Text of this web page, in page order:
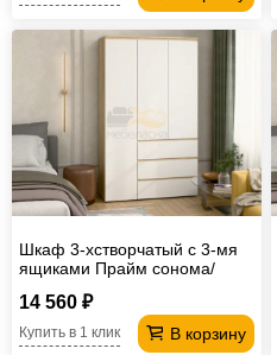
оборудование
Шкаф 3-хстворчатый с 3-мя
ящиками Прайм сонома/
14 560 ₽
В корзину
Купить в 1 клик